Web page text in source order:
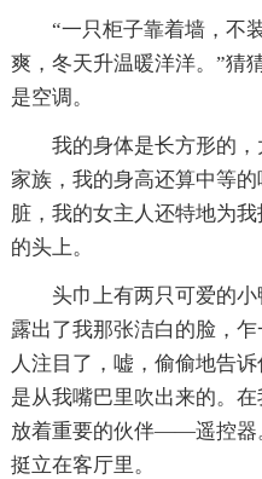
“一只柜子靠着墙，不装
爽，冬天升温暖洋洋。”猜
是空调。
我的身体是长方形的，
家族，我的身高还算中等
脏，我的女主人还特地为
的头上。
头巾上有两只可爱的小
露出了我那张洁白的脸，
人注目了，嘘，偷偷地告
是从我嘴巴里吹出来的。
放着重要的伙伴——遥控器
挺立在客厅里。